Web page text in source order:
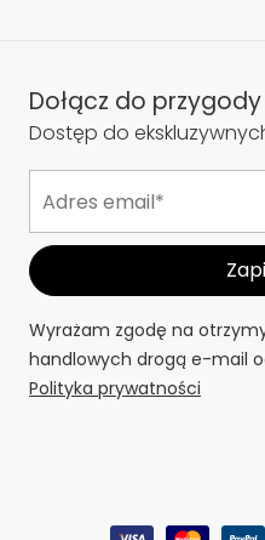
Dołącz do przygody
Dostęp do
Wyrażam zgodę na
handlowych drogą e-mail
Polityka prywatności